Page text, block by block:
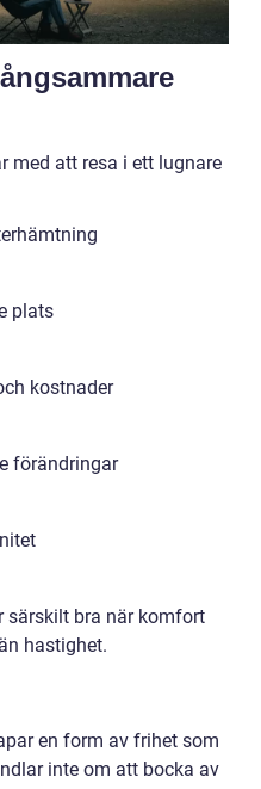
med att resa i ett lugnare
plats
kostnader
förändringar
särskilt bra när komfort
hastighet.
en form av frihet som
inte om att bocka av